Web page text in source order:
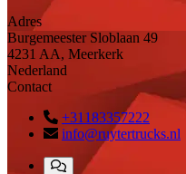
Adres
Burgemeester Sloblaan 49
4231 AA, Meerkerk
Nederland
Contact
+31183357222
info@ruytertrucks.nl